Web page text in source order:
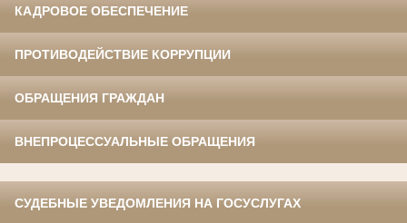
КАДРОВОЕ ОБЕСПЕЧЕНИЕ
ПРОТИВОДЕЙСТВИЕ КОРРУПЦИИ
ОБРАЩЕНИЯ ГРАЖДАН
ВНЕПРОЦЕССУАЛЬНЫЕ ОБРАЩЕНИЯ
СУДЕБНЫЕ УВЕДОМЛЕНИЯ НА ГОСУСЛУГАХ